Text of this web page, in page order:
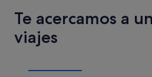
Te acercamos a
viajes